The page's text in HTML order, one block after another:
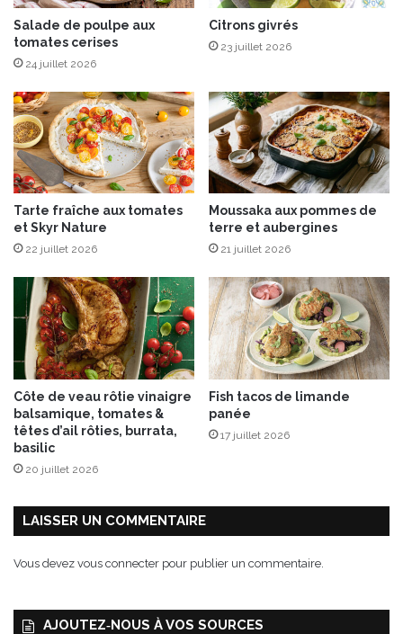
E
n
t
r
m
o
n
t
o
e
t
t
é
m
a
t
c
h
a
Salade de poulpe aux
tomates cerises
24 juillet 2026
Citrons givrés
23 juillet 2026
Tarte fraîche aux tomates
et Skyr Nature
22 juillet 2026
Moussaka aux pommes de
terre et aubergines
21 juillet 2026
Côte de veau rôtie vinaigre
balsamique, tomates &
têtes d’ail rôties, burrata,
basilic
20 juillet 2026
Fish tacos de limande
panée
17 juillet 2026
LAISSER UN COMMENTAIRE
Vous devez vous connecter pour publier un commentaire.
AJOUTEZ‑NOUS À VOS SOURCES